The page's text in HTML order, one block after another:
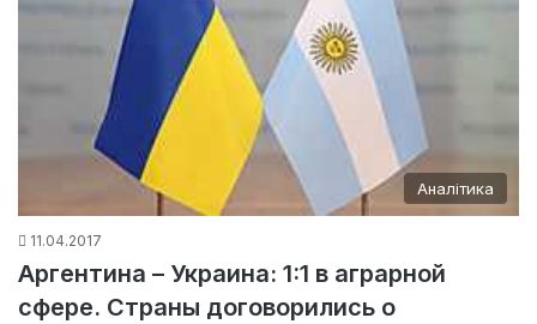
Аналітика
11.04.2017
Аргентина – Украина: 1:1 в аграрной
сфере. Страны договорились о